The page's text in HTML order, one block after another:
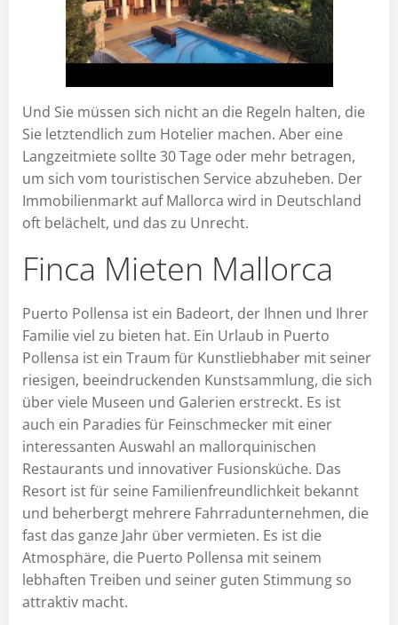
Und Sie müssen sich nicht an die Regeln halten, die
Sie letztendlich zum Hotelier machen. Aber eine
Langzeitmiete sollte 30 Tage oder mehr betragen,
um sich vom touristischen Service abzuheben. Der
Immobilienmarkt auf Mallorca wird in Deutschland
oft belächelt, und das zu Unrecht.
Finca Mieten Mallorca
Puerto Pollensa ist ein Badeort, der Ihnen und Ihrer
Familie viel zu bieten hat. Ein Urlaub in Puerto
Pollensa ist ein Traum für Kunstliebhaber mit seiner
riesigen, beeindruckenden Kunstsammlung, die sich
über viele Museen und Galerien erstreckt. Es ist
auch ein Paradies für Feinschmecker mit einer
interessanten Auswahl an mallorquinischen
Restaurants und innovativer Fusionsküche. Das
Resort ist für seine Familienfreundlichkeit bekannt
und beherbergt mehrere Fahrradunternehmen, die
fast das ganze Jahr über vermieten. Es ist die
Atmosphäre, die Puerto Pollensa mit seinem
lebhaften Treiben und seiner guten Stimmung so
attraktiv macht.